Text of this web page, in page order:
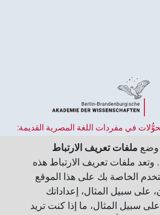
في مفردات اللغة المصرية القديمة:
وحكومات الولايات بجمهورية ألمانيا
على تراثنا الثقافي واسترجاعه واستكشافه.
الألمانية للعلوم والإنسانيات‏.
وضع ملفات تعريف الارتباط
ملفات تعريف الارتباط هذه
الخاصة بك على هذا الموقع
على سبيل المثال، إعداداتك
سبيل المثال، ما إذا كنت تريد